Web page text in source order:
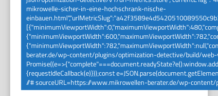
mikrowelle-sicher-in-eine-hochschrank-nische-
berater.de/wp-content/plugins/optimization-detective/build/web-
{requestIdleCallback(e)}));const
//# sourceURL=https://www.mikrowellen-berater.de/wp-